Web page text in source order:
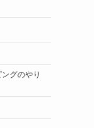
グのやり